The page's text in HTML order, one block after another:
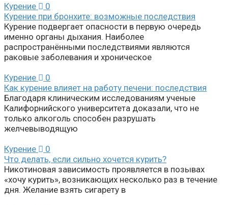
Курение
0
Курение при бронхите: возможные последствия
Курение подвергает опасности в первую очередь
именно органы дыхания. Наиболее
распространёнными последствиями являются
раковые заболевания и хроническое
Курение
0
Как курение влияет на работу печени: последствия
Благодаря клиническим исследованиям ученые
Калифорнийского университета доказали, что не
только алкоголь способен разрушать
желчевыводящую
Курение
0
Что делать, если сильно хочется курить?
Никотиновая зависимость проявляется в позывах
«хочу курить», возникающих несколько раз в течение
дня. Желание взять сигарету в